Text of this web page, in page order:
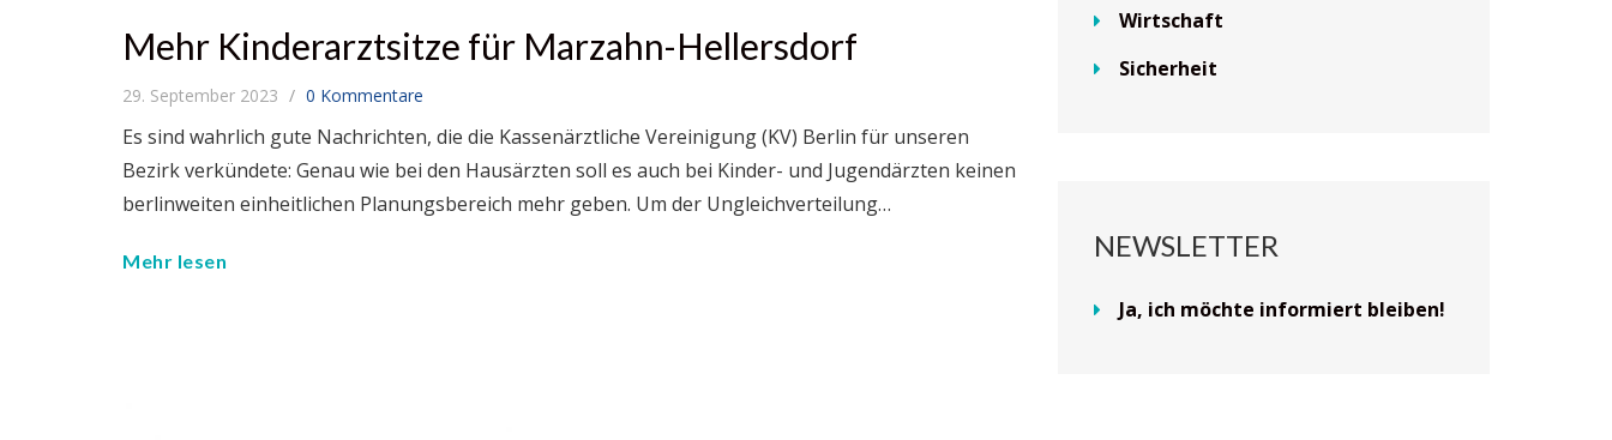
Mehr Kinderarztsitze für Marzahn-Hellersdorf
29. September 2023 0 Kommentare
Es sind wahrlich gute Nachrichten, die die Kassenärztliche Vereinigung (KV) Berlin für unseren
Bezirk verkündete: Genau wie bei den Hausärzten soll es auch bei Kinder- und Jugendärzten keinen
berlinweiten einheitlichen Planungsbereich mehr geben. Um der Ungleichverteilung…
Mehr lesen
Wirtschaft
Sicherheit
NEWSLETTER
Ja, ich möchte informiert bleiben!